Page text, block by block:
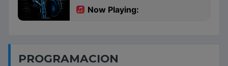
PROGRAMACION